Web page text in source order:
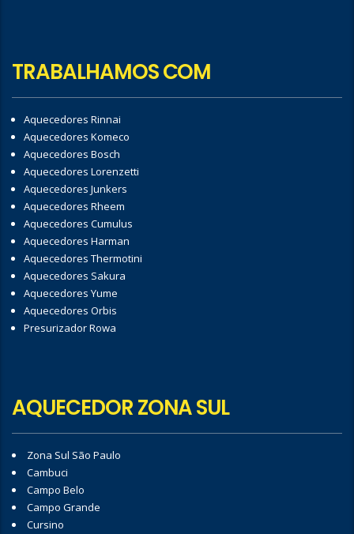
TRABALHAMOS COM
Aquecedores Rinnai
Aquecedores Komeco
Aquecedores Bosch
Aquecedores Lorenzetti
Aquecedores Junkers
Aquecedores Rheem
Aquecedores Cumulus
Aquecedores Harman
Aquecedores Thermotini
Aquecedores Sakura
Aquecedores Yume
Aquecedores Orbis
Presurizador Rowa
AQUECEDOR ZONA SUL
Zona Sul São Paulo
Cambuci
Campo Belo
Campo Grande
Cursino